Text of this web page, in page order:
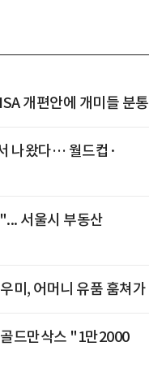
개편안에 개미들 분통
나왔다… 월드컵·
서울시 부동산
미, 어머니 유품 훔쳐가
드만삭스 "1만2000